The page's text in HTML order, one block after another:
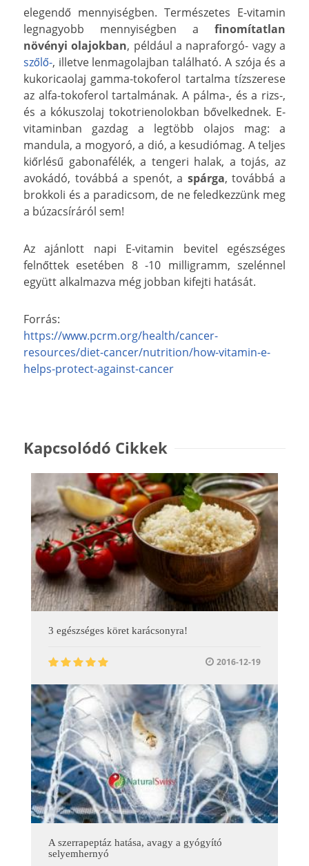
elegendő mennyiségben. Természetes E-vitamin
legnagyobb mennyiségben a finomítatlan
növényi olajokban, például a napraforgó- vagy a
szőlő-, illetve lenmagolajban található. A szója és a
kukoricaolaj gamma-tokoferol tartalma tízszerese
az alfa-tokoferol tartalmának. A pálma-, és a rizs-,
és a kókuszolaj tokotrienolokban bővelkednek. E-
vitaminban gazdag a legtöbb olajos mag: a
mandula, a mogyoró, a dió, a kesudiómag. A teljes
kiőrlésű gabonafélék, a tengeri halak, a tojás, az
avokádó, továbbá a spenót, a spárga, továbbá a
brokkoli és a paradicsom, de ne feledkezzünk meg
a búzacsíráról sem!
Az ajánlott napi E-vitamin bevitel egészséges
felnőttek esetében 8 -10 milligramm, szelénnel
együtt alkalmazva még jobban kifejti hatását.
Forrás:
https://www.pcrm.org/health/cancer-
resources/diet-cancer/nutrition/how-vitamin-e-
helps-protect-against-cancer
Kapcsolódó Cikkek
3 egészséges köret karácsonyra!
2016-12-19
A szerrapeptáz hatása, avagy a gyógyító
selyemhernyó